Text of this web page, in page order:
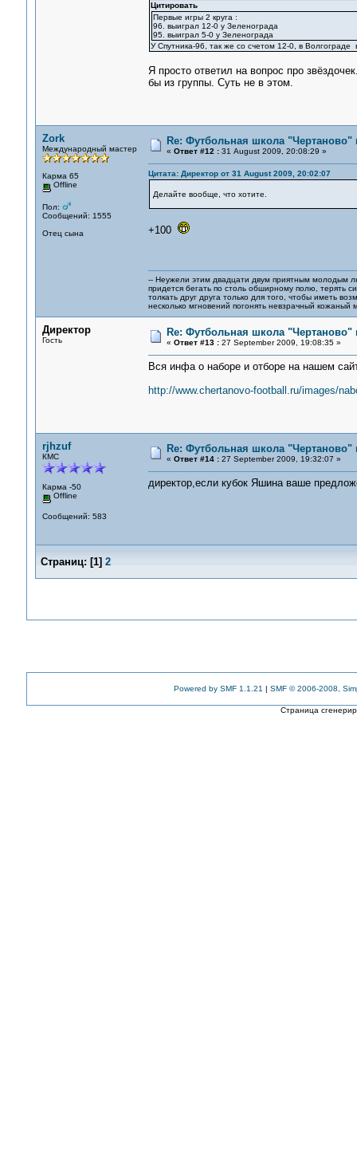
Цитировать
Первые игры 2 круга :
96. выиграл 12-0 у Зеленограда
95. выиграл 5-0 у Зеленограда
У Спутника-96, так же со счетом 12-0, в
Я просто ответил на вопрос про
бы из группы. Суть не в этом.
Zork
Международный мастер
Карма 65
Offline
Пол:
Сообщений: 1555
Отец сына
Re: Футбольная школа "Чертаново"
« Ответ #12 :31 August 2009, 20:08:29 »
Цитата: Директор от 31 August 2009, 20:02:07
Делайте вообще, что хотите.
+100
-- Неужели этим двадцати двум приятным молодым
придется бегать по столь обширному полю, терять
толкать друг друга только для того, чтобы иметь
несколько мгновений погонять невзрачный кожаный
Директор
Гость
Re: Футбольная школа "Чертаново"
« Ответ #13 :27 September 2009, 19:08:35 »
Вся инфа о наборе и отборе на нашем
http://www.chertanovo-football.ru/images/
rjhzuf
КМС
Карма -50
Offline
Сообщений: 583
Re: Футбольная школа "Чертаново"
« Ответ #14 :27 September 2009, 19:32:07 »
директор,если кубок Яшина ваше
Страниц: [1] 2
Powered by SMF 1.1.21 | SMF © 2006-2008,
Страница